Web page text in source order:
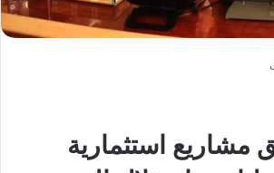
مشاريع استثمارية